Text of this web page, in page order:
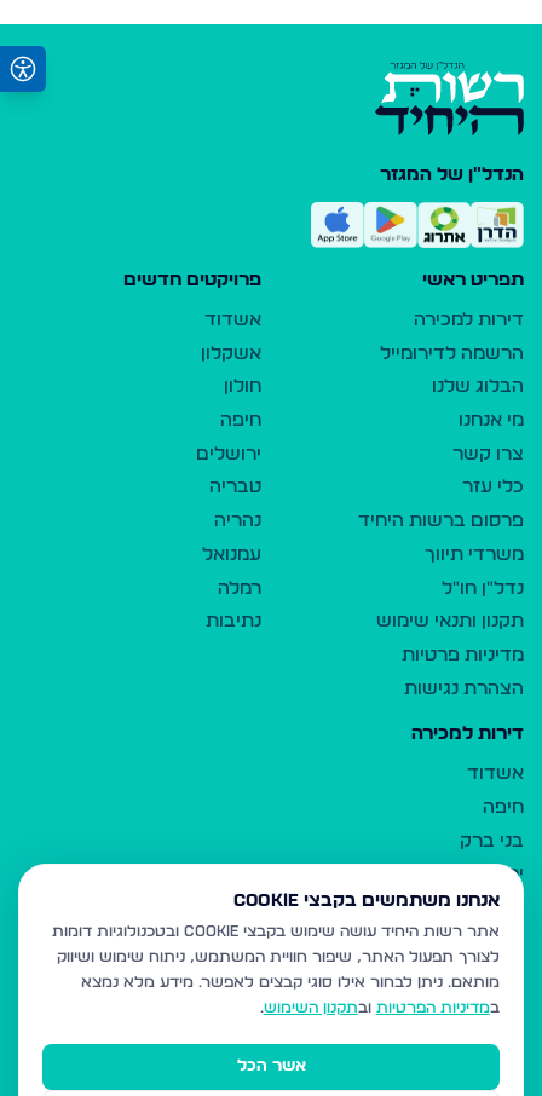
הנדל"ן של המגזר
תפריט ראשי
דירות למכירה
הרשמה לדירומייל
הבלוג שלנו
מי אנחנו
צרו קשר
כלי עזר
פרסום ברשות היחיד
משרדי תיווך
נדל"ן חו"ל
תקנון ותנאי שימוש
מדיניות פרטיות
הצהרת נגישות
פרויקטים חדשים
אשדוד
אשקלון
חולון
חיפה
ירושלים
טבריה
נהריה
עמנואל
רמלה
נתיבות
דירות למכירה
אשדוד
חיפה
בני ברק
ירושלים
אלעד
גבעת זאב
בית שמש
רכסים
מודיעין עילית
אנחנו משתמשים בקבצי Cookie
אתר רשות היחיד עושה שימוש בקבצי Cookie ובטכנולוגיות דומות
לצורך תפעול האתר, שיפור חוויית המשתמש, ניתוח שימוש ושיווק
מותאם. ניתן לבחור אילו סוגי קבצים לאפשר. מידע מלא נמצא
במדיניות הפרטיות ובתקנון השימוש.
אשר הכל